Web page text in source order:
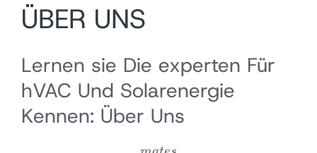
ÜBER UNS
Lernen sie Die experten Für
hVAC Und Solarenergie
Kennen: Über Uns